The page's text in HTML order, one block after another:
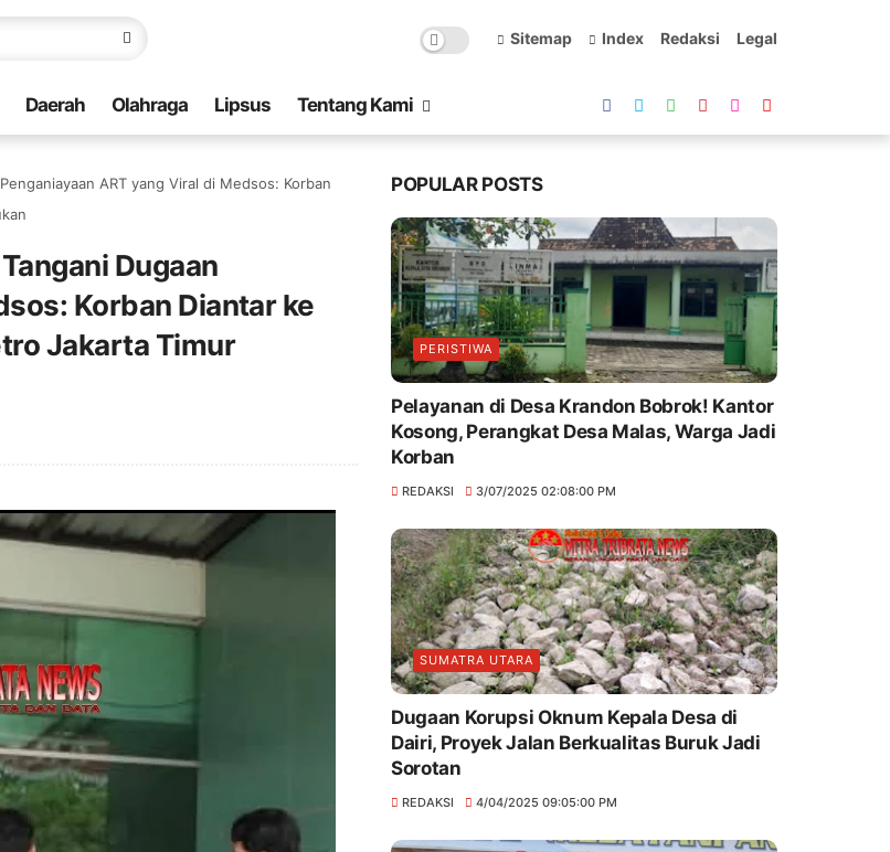
Sitemap Index Redaksi Legal
Daerah Olahraga Lipsus Tentang Kami
ART yang Viral di Medsos: Korban
Dugaan
Korban Diantar ke
Jakarta Timur
POPULAR POSTS
PERISTIWA
Pelayanan di Desa Krandon Bobrok! Kantor
Kosong, Perangkat Desa Malas, Warga Jadi
Korban
REDAKSI 3/07/2025 02:08:00 PM
SUMATRA UTARA
Dugaan Korupsi Oknum Kepala Desa di
Dairi, Proyek Jalan Berkualitas Buruk Jadi
Sorotan
REDAKSI 4/04/2025 09:05:00 PM